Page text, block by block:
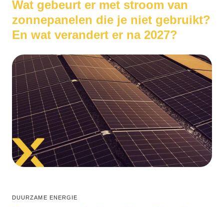
Wat gebeurt er met stroom van
zonnepanelen die je niet gebruikt?
En wat verandert er na 2027?
DUURZAME ENERGIE